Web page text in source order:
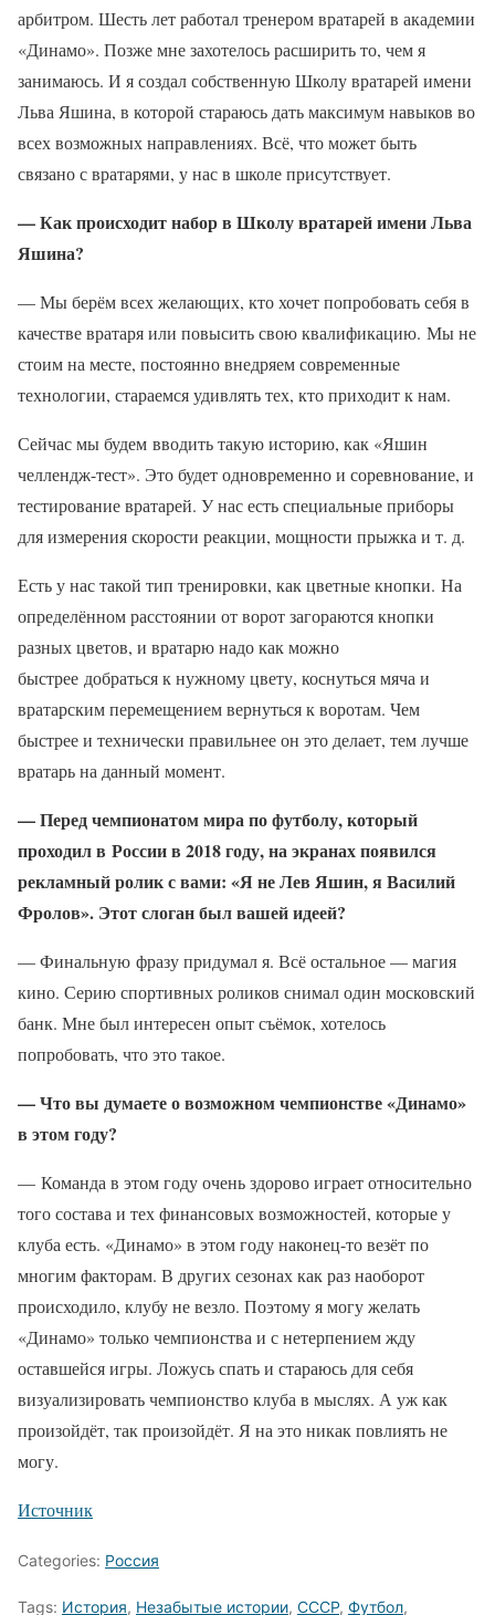
арбитром. Шесть лет работал тренером вратарей в академии
«Динамо». Позже мне захотелось расширить то, чем я
занимаюсь. И я создал собственную Школу вратарей имени
Льва Яшина, в которой стараюсь дать максимум навыков во
всех возможных направлениях. Всё, что может быть
связано с вратарями, у нас в школе присутствует.
— Как происходит набор в Школу вратарей имени Льва
Яшина?
— Мы берём всех желающих, кто хочет попробовать себя в
качестве вратаря или повысить свою квалификацию. Мы не
стоим на месте, постоянно внедряем современные
технологии, стараемся удивлять тех, кто приходит к нам.
Сейчас мы будем вводить такую историю, как «Яшин
челлендж-тест». Это будет одновременно и соревнование, и
тестирование вратарей. У нас есть специальные приборы
для измерения скорости реакции, мощности прыжка и т. д.
Есть у нас такой тип тренировки, как цветные кнопки. На
определённом расстоянии от ворот загораются кнопки
разных цветов, и вратарю надо как можно
быстрее добраться к нужному цвету, коснуться мяча и
вратарским перемещением вернуться к воротам. Чем
быстрее и технически правильнее он это делает, тем лучше
вратарь на данный момент.
— Перед чемпионатом мира по футболу, который
проходил в России в 2018 году, на экранах появился
рекламный ролик с вами: «Я не Лев Яшин, я Василий
Фролов». Этот слоган был вашей идеей?
— Финальную фразу придумал я. Всё остальное — магия
кино. Серию спортивных роликов снимал один московский
банк. Мне был интересен опыт съёмок, хотелось
попробовать, что это такое.
— Что вы думаете о возможном чемпионстве «Динамо»
в этом году?
— Команда в этом году очень здорово играет относительно
того состава и тех финансовых возможностей, которые у
клуба есть. «Динамо» в этом году наконец-то везёт по
многим факторам. В других сезонах как раз наоборот
происходило, клубу не везло. Поэтому я могу желать
«Динамо» только чемпионства и с нетерпением жду
оставшейся игры. Ложусь спать и стараюсь для себя
визуализировать чемпионство клуба в мыслях. А уж как
произойдёт, так произойдёт. Я на это никак повлиять не
могу.
Источник
Categories: Россия
Tags: История, Незабытые истории, СССР, Футбол,